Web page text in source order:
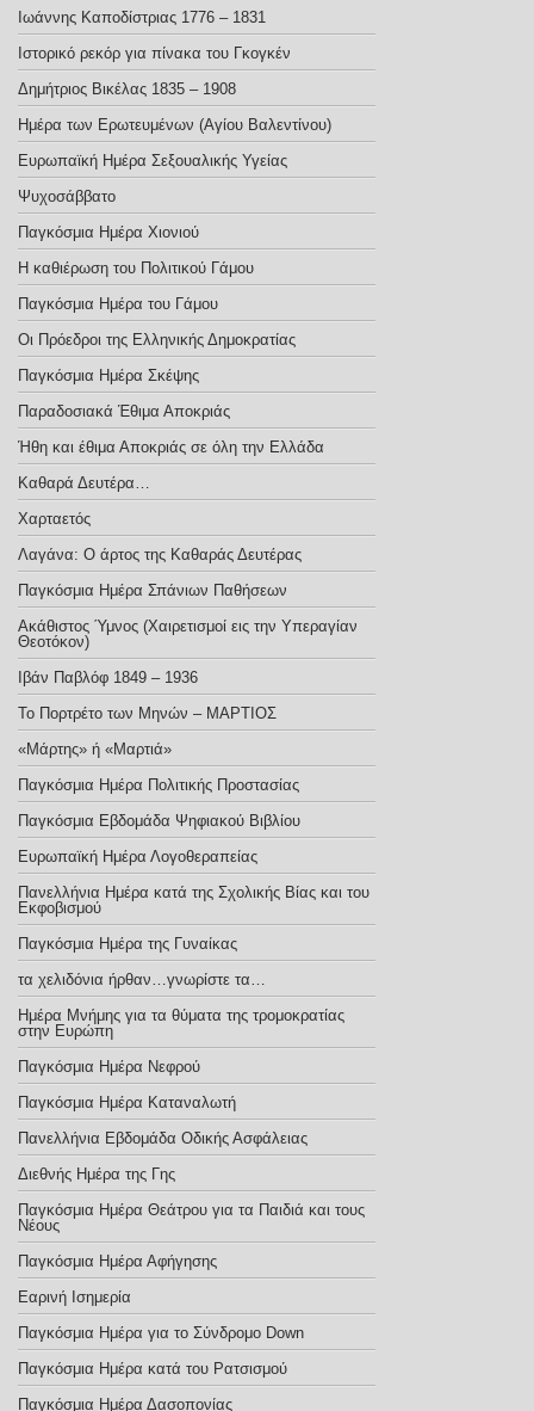
Ιωάννης Καποδίστριας 1776 – 1831
Ιστορικό ρεκόρ για πίνακα του Γκογκέν
Δημήτριος Βικέλας 1835 – 1908
Ημέρα των Ερωτευμένων (Αγίου Βαλεντίνου)
Ευρωπαϊκή Ημέρα Σεξoυαλικής Υγείας
Ψυχοσάββατο
Παγκόσμια Ημέρα Χιονιού
Η καθιέρωση του Πολιτικού Γάμου
Παγκόσμια Ημέρα του Γάμου
Οι Πρόεδροι της Ελληνικής Δημοκρατίας
Παγκόσμια Ημέρα Σκέψης
Παραδοσιακά Έθιμα Αποκριάς
Ήθη και έθιμα Αποκριάς σε όλη την Ελλάδα
Καθαρά Δευτέρα…
Χαρταετός
Λαγάνα: Ο άρτος της Καθαράς Δευτέρας
Παγκόσμια Ημέρα Σπάνιων Παθήσεων
Ακάθιστος Ύμνος (Χαιρετισμοί εις την Υπεραγίαν
Θεοτόκον)
Ιβάν Παβλόφ 1849 – 1936
Το Πορτρέτο των Μηνών – ΜΑΡΤΙΟΣ
«Μάρτης» ή «Μαρτιά»
Παγκόσμια Ημέρα Πολιτικής Προστασίας
Παγκόσμια Εβδομάδα Ψηφιακού Βιβλίου
Ευρωπαϊκή Ημέρα Λογοθεραπείας
Πανελλήνια Ημέρα κατά της Σχολικής Βίας και του
Εκφοβισμού
Παγκόσμια Ημέρα της Γυναίκας
τα χελιδόνια ήρθαν…γνωρίστε τα…
Ημέρα Μνήμης για τα θύματα της τρομοκρατίας
στην Ευρώπη
Παγκόσμια Ημέρα Νεφρού
Παγκόσμια Ημέρα Καταναλωτή
Πανελλήνια Εβδομάδα Οδικής Ασφάλειας
Διεθνής Ημέρα της Γης
Παγκόσμια Ημέρα Θεάτρου για τα Παιδιά και τους
Νέους
Παγκόσμια Ημέρα Αφήγησης
Εαρινή Ισημερία
Παγκόσμια Ημέρα για το Σύνδρομο Down
Παγκόσμια Ημέρα κατά του Ρατσισμού
Παγκόσμια Ημέρα Δασοπονίας